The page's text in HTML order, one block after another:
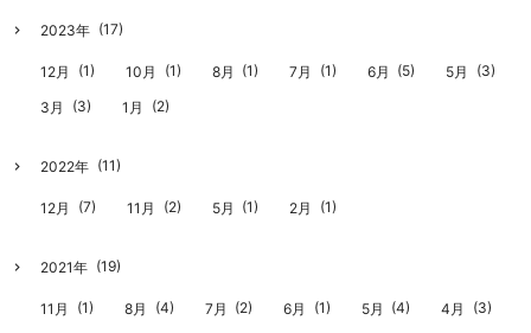
2023年 (17)
12月 (1) 10月 (1) 8月 (1) 7月 (1) 6月 (5) 5月 (3)
3月 (3) 1月 (2)
2022年 (11)
12月 (7) 11月 (2) 5月 (1) 2月 (1)
2021年 (19)
11月 (1) 8月 (4) 7月 (2) 6月 (1) 5月 (4) 4月 (3)